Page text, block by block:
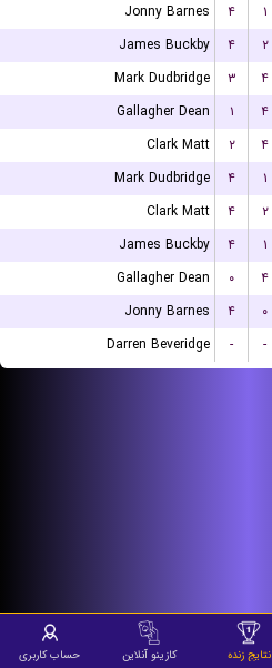
Jonny Barnes ۴ ۱
James Buckby
۴ ۲
Mark Dudbridge
۳ ۴
Gallagher Dean
۱ ۴
Clark Matt
۲ ۴
Mark Dudbridge
۴ ۱
Clark Matt
۴ ۲
James Buckby
۴ ۱
Gallagher Dean
۰ ۴
Jonny Barnes
۴ ۰
Darren Beveridge
- -
نتایج زنده کازینو آنلاین حساب کاربری